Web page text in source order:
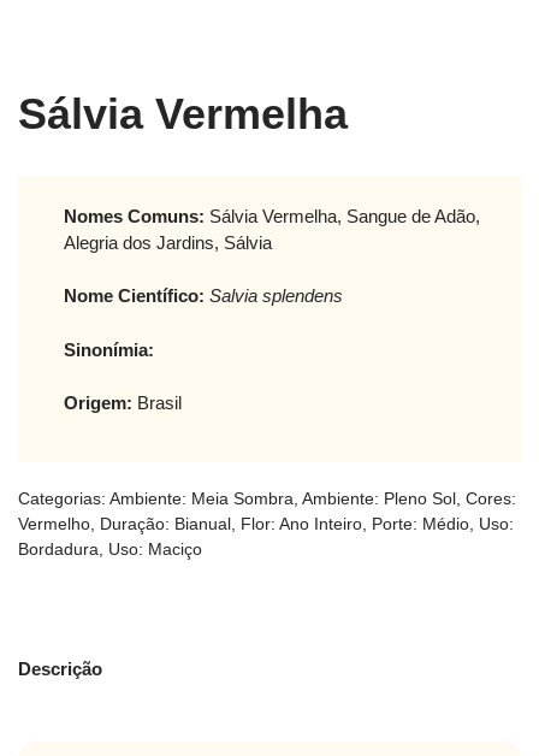
Sálvia Vermelha
Nomes Comuns: Sálvia Vermelha, Sangue de Adão,
Alegria dos Jardins, Sálvia
Nome Científico: Salvia splendens
Sinonímia:
Origem: Brasil
Categorias: Ambiente: Meia Sombra Ambiente: Pleno Sol Cores:
Vermelho Duração: Bianual Flor: Ano Inteiro Porte: Médio Uso:
Bordadura
Uso: Maciço
Descrição